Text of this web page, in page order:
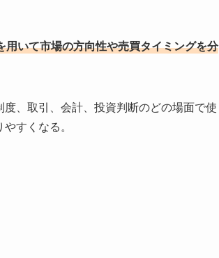
いて市場の方向性や売買タイミングを分
、取引、会計、投資判断のどの場面で使
すくなる。